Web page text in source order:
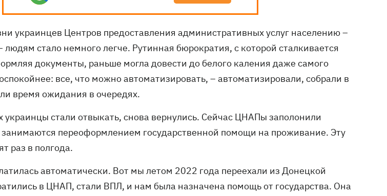
украинцев Центров предоставления административных услуг населению –
людям стало немного легче. Рутинная бюрократия, с которой сталкивается
документы, раньше могла довести до белого каления даже самого
все, что можно автоматизировать, – автоматизировали, собрали в
время ожидания в очередях.
украинцы стали отвыкать, снова вернулись. Сейчас ЦНАПы заполонили
занимаются переоформлением государственной помощи на проживание. Эту
раз в полгода.
автоматически. Вот мы летом 2022 года переехали из Донецкой
в ЦНАП, стали ВПЛ, и нам была назначена помощь от государства. Она